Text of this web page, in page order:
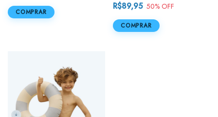
COMPRAR
R$89,95 50% OFF
COMPRAR